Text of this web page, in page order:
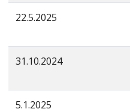
22.5.2025
31.10.2024
5.1.2025